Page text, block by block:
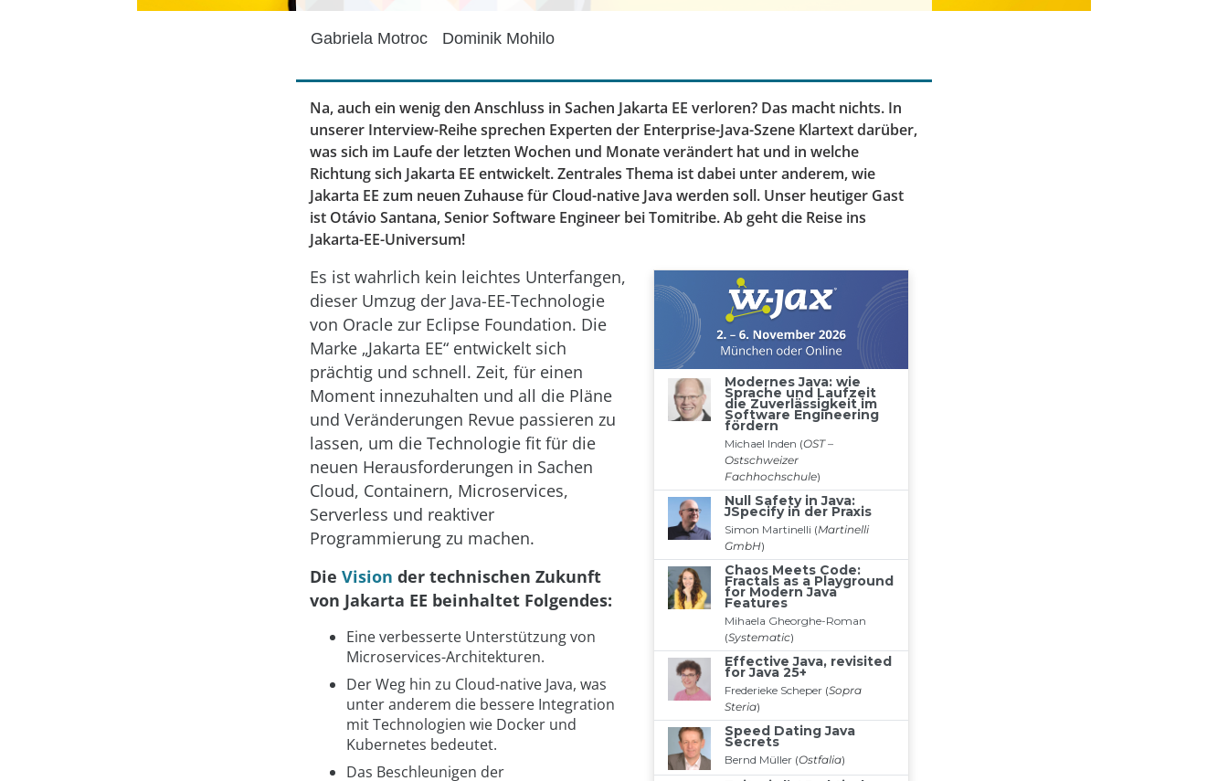
Gabriela Motroc Dominik Mohilo
Na, auch ein wenig den Anschluss in Sachen Jakarta EE verloren? Das macht nichts. In
unserer Interview-Reihe sprechen Experten der Enterprise-Java-Szene Klartext darüber,
was sich im Laufe der letzten Wochen und Monate verändert hat und in welche
Richtung sich Jakarta EE entwickelt. Zentrales Thema ist dabei unter anderem, wie
Jakarta EE zum neuen Zuhause für Cloud-native Java werden soll. Unser heutiger Gast
ist Otávio Santana, Senior Software Engineer bei Tomitribe. Ab geht die Reise ins
Jakarta-EE-Universum!
Es ist wahrlich kein leichtes Unterfangen,
dieser Umzug der Java-EE-Technologie
von Oracle zur Eclipse Foundation. Die
Marke „Jakarta EE“ entwickelt sich
prächtig und schnell. Zeit, für einen
Moment innezuhalten und all die Pläne
und Veränderungen Revue passieren zu
lassen, um die Technologie fit für die
neuen Herausforderungen in Sachen
Cloud, Containern, Microservices,
Serverless und reaktiver
Programmierung zu machen.
Die Vision der technischen Zukunft
von Jakarta EE beinhaltet Folgendes:
Eine verbesserte Unterstützung von
Microservices-Architekturen.
Der Weg hin zu Cloud-native Java, was
unter anderem die bessere Integration
mit Technologien wie Docker und
Kubernetes bedeutet.
Das Beschleunigen der